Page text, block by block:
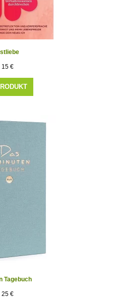
15 €
Tagebuch
25 €